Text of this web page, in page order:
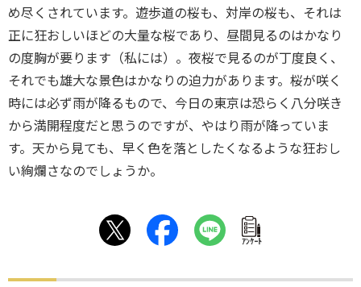
め尽くされています。遊歩道の桜も、対岸の桜も、それは
正に狂おしいほどの大量な桜であり、昼間見るのはかなり
の度胸が要ります（私には）。夜桜で見るのが丁度良く、
それでも雄大な景色はかなりの迫力があります。桜が咲く
時には必ず雨が降るもので、今日の東京は恐らく八分咲き
から満開程度だと思うのですが、やはり雨が降っていま
す。天から見ても、早く色を落としたくなるような狂おし
い絢爛さなのでしょうか。
ｱﾝｹｰﾄ